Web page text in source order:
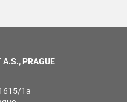
A.S., PRAGUE
1a